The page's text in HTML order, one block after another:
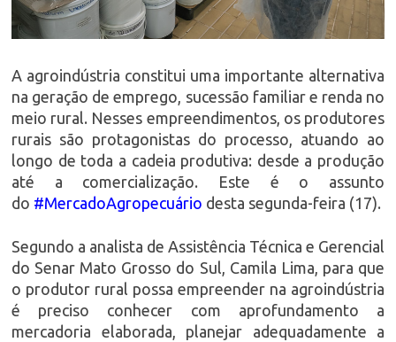
A agroindústria constitui uma importante alternativa
na geração de emprego, sucessão familiar e renda no
meio rural. Nesses empreendimentos, os produtores
rurais são protagonistas do processo, atuando ao
longo de toda a cadeia produtiva: desde a produção
até a comercialização. Este é o assunto
do #MercadoAgropecuário desta segunda-feira (17).
Segundo a analista de Assistência Técnica e Gerencial
do Senar Mato Grosso do Sul, Camila Lima, para que
o produtor rural possa empreender na agroindústria
é preciso conhecer com aprofundamento a
mercadoria elaborada, planejar adequadamente a